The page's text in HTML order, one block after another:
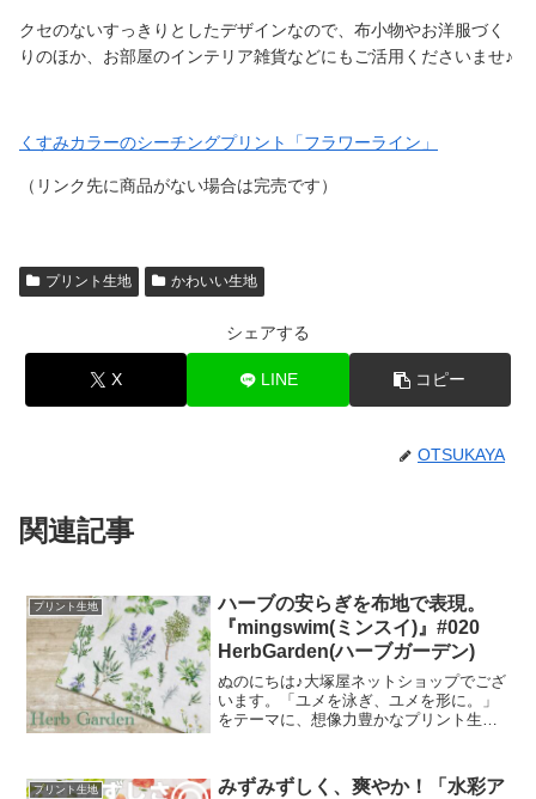
クセのないすっきりとしたデザインなので、布小物やお洋服づく
りのほか、お部屋のインテリア雑貨などにもご活用くださいませ♪
くすみカラーのシーチングプリント「フラワーライン」
（リンク先に商品がない場合は完売です）
プリント生地 かわいい生地
シェアする
X LINE コピー
OTSUKAYA
関連記事
プリント生地
ハーブの安らぎを布地で表現。
『mingswim(ミンスイ)』#020
HerbGarden(ハーブガーデン)
ぬのにちは♪大塚屋ネットショップでござ
います。「ユメを泳ぎ、ユメを形に。」
をテーマに、想像力豊かなプリント生地
集ページよりご覧いただけます。＼
mingswi
プリント生地
みずみずしく、爽やか！「水彩ア